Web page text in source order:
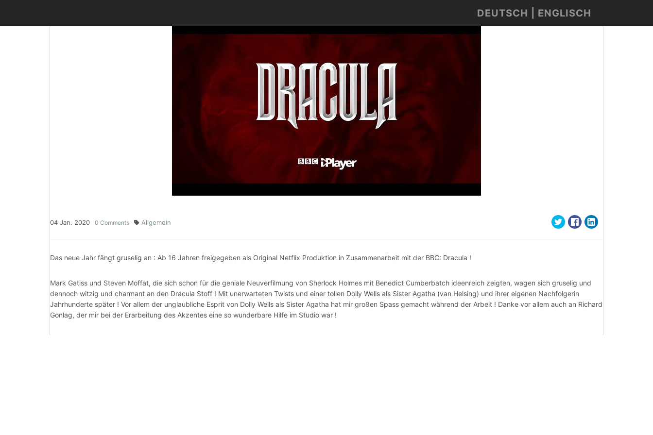
DEUTSCH | ENGLISCH
04 Jan. 2020 0 Comments Allgemein
Das neue Jahr fängt gruselig an : Ab 16 Jahren freigegeben als Original Netflix Produktion in Zusammenarbeit mit der BBC: Dracula !
Mark Gatiss und Steven Moffat, die sich schon für die geniale Neuverfilmung von Sherlock Holmes mit Benedict Cumberbatch ideenreich zeigten, wagen sich gruselig und
dennoch witzig und charmant an den Dracula Stoff ! Mit unerwarteten Twists und einer tollen Dolly Wells als Sister Agatha (van Helsing) und ihrer eigenen Nachfolgerin
Jahrhunderte später ! Vor allem der unglaubliche Esprit von Dolly Wells als Sister Agatha hat mir großen Spass gemacht während der Arbeit ! Danke vor allem auch an Richard
Gonlag, der mir bei der Erarbeitung des Akzentes eine so wunderbare Hilfe im Studio war !